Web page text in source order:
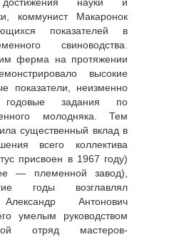
коммунист Макаронок
показателей в
свиноводства.
ферма на протяжении
высокие
показатели, неизменно
годовые задания по
молодняка. Тем
существенный вклад в
всего коллектива
присвоен в 1967 году)
— племенной завод),
годы возглавлял
Антонович
умелым руководством
отряд мастеров-